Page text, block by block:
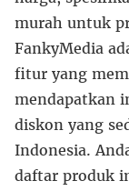
murah untuk
FankyMedia
fitur yang
mendapatkan
diskon yang
Indonesia.
daftar produk